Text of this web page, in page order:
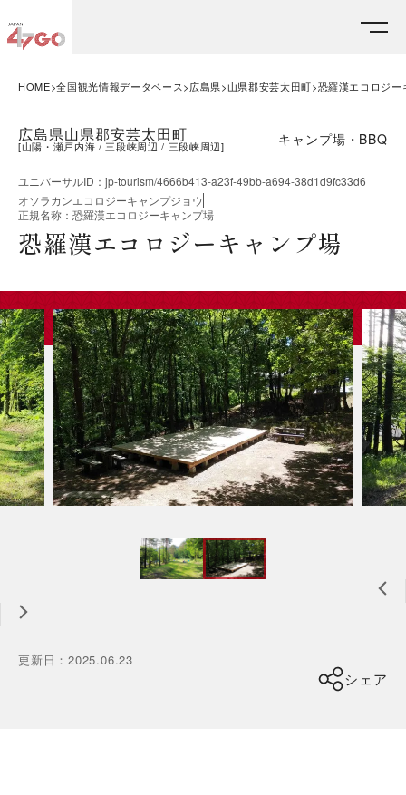
HOME 全国観光情報データベース 広島県 山県郡安芸太田町 恐羅漢エコロジー
広島県山県郡安芸太田町
[山陽・瀬戸内海 三段峡周辺 三段峡周辺] キャンプ場・BBQ
ユニバーサルID ： jp-tourism/4666b413-a23f-49bb-a694-38d1d9fc33d6
オソラカンエコロジーキャンプジョウ
正規名称 ： 恐羅漢エコロジーキャンプ場
恐羅漢エコロジーキャンプ場
更新日 ：2025.06.23
シェア